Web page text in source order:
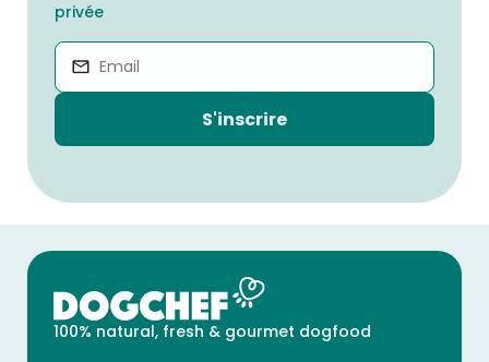
privée
S'inscrire
100% natural, fresh & gourmet dogfood